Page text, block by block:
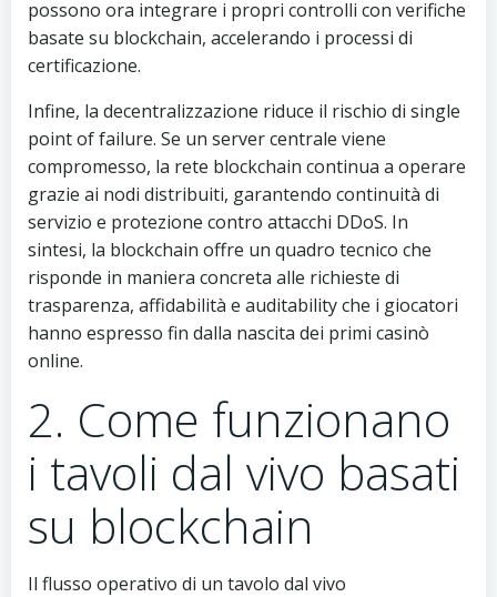
possono ora integrare i propri controlli con verifiche
basate su blockchain, accelerando i processi di
certificazione.
Infine, la decentralizzazione riduce il rischio di single
point of failure. Se un server centrale viene
compromesso, la rete blockchain continua a operare
grazie ai nodi distribuiti, garantendo continuità di
servizio e protezione contro attacchi DDoS. In
sintesi, la blockchain offre un quadro tecnico che
risponde in maniera concreta alle richieste di
trasparenza, affidabilità e auditability che i giocatori
hanno espresso fin dalla nascita dei primi casinò
online.
2. Come funzionano
i tavoli dal vivo basati
su blockchain
Il flusso operativo di un tavolo dal vivo